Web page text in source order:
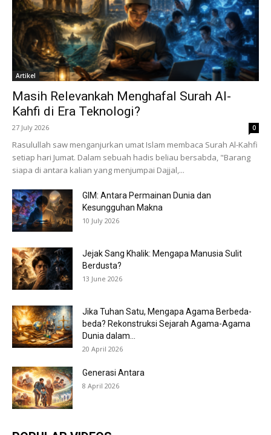
Artikel
Masih Relevankah Menghafal Surah Al-
Kahfi di Era Teknologi?
27 July 2026 0
Rasulullah saw menganjurkan umat Islam membaca Surah Al-Kahfi
setiap hari Jumat. Dalam sebuah hadis beliau bersabda, "Barang
siapa di antara kalian yang menjumpai Dajjal,...
GIM: Antara Permainan Dunia dan
Kesungguhan Makna
10 July 2026
Jejak Sang Khalik: Mengapa Manusia Sulit
Berdusta?
13 June 2026
Jika Tuhan Satu, Mengapa Agama Berbeda-
beda? Rekonstruksi Sejarah Agama-Agama
Dunia dalam...
20 April 2026
Generasi Antara
8 April 2026